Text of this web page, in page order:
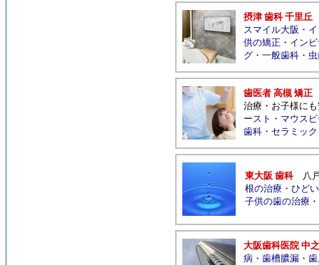
摂津 歯科 千里丘
スマイル大阪 ・
供の矯正 ・ イン
グ ・ 一般歯科 ・
歯医者 高槻 矯正
治療 ・ お子様に
ースト ・ マウス
歯科 ・ セラミック
東大阪 歯科
八
根の治療 ・ ひど
子供の歯の治療 ・
大阪歯科医院 中
病 ・ 歯槽膿漏 ・